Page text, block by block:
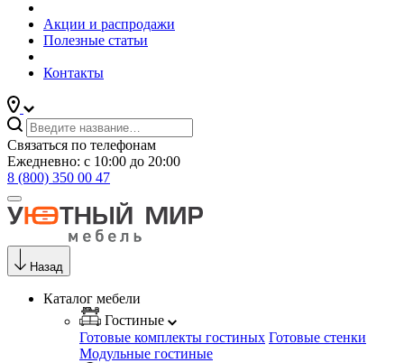
Акции и распродажи
Полезные статьи
Контакты
Связаться по телефонам
Ежедневно: с 10:00 до 20:00
8 (800) 350 00 47
Назад
Каталог мебели
Гостиные
Готовые комплекты гостиных Готовые стенки
Модульные гостиные